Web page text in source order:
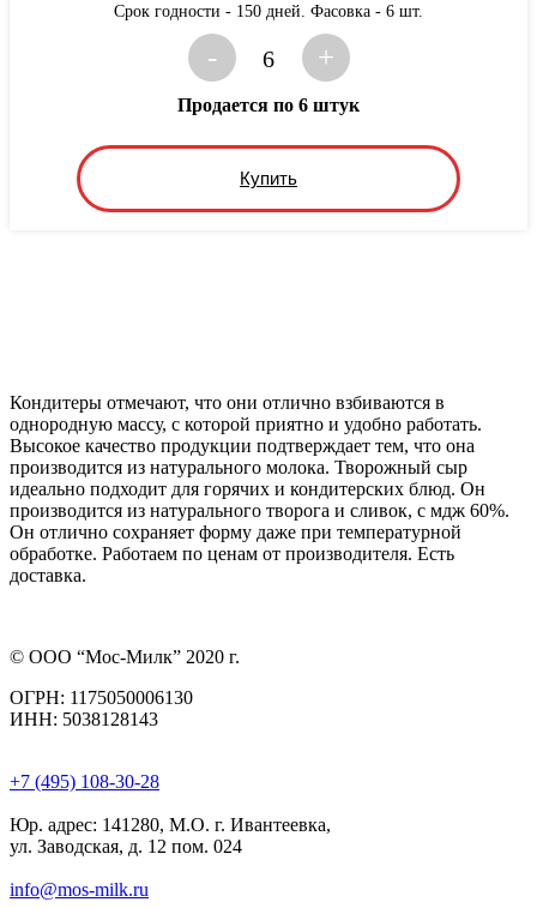
Срок годности - 150 дней. Фасовка - 6 шт.
- 6 +
Купить
Продается по 6 штук
Кондитеры отмечают, что они отлично взбиваются в
однородную массу, с которой приятно и удобно работать.
Высокое качество продукции подтверждает тем, что она
производится из натурального молока. Творожный сыр
идеально подходит для горячих и кондитерских блюд. Он
производится из натурального творога и сливок, с мдж 60%.
Он отлично сохраняет форму даже при температурной
обработке. Работаем по ценам от производителя. Есть
доставка.
© ООО “Мос-Милк” 2020 г.
ОГРН: 1175050006130
ИНН: 5038128143
+7 (495) 108-30-28
Юр. адрес: 141280, М.О. г. Ивантеевка,
ул. Заводская, д. 12 пом. 024
info@mos-milk.ru